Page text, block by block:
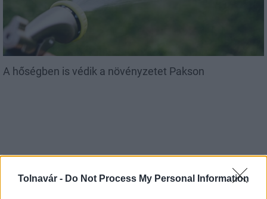
Tolnavár - Do Not Process My Personal Information
A hőségben is védik a növényzetet Pakson
MAGYAR ÉPÍTŐK